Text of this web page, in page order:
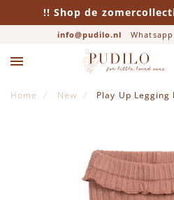
!! Shop de
info@pudilo.nl Whatsapp
Home New Play Up Legging